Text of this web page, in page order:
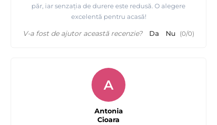
păr, iar senzația de durere este redusă. O alegere
excelentă pentru acasă!
V-a fost de ajutor această recenzie? Da Nu (0/0)
A
Antonia
Cioara